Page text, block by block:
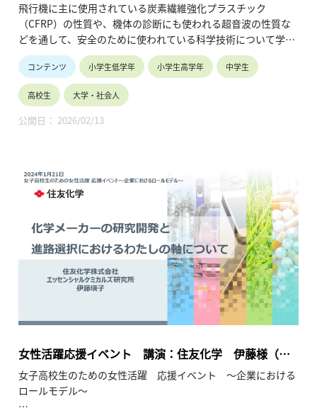
飛行機に主に使用されている炭素繊維強化プラスチック
（CFRP）の性質や、機体の診断にも使われる超音波の性質な
どを通して、安全のために使われている科学技術について学び
ます。
コンテンツ 小学生低学年 小学生高学年 中学生
高校生 大学・社会人
公開日： 2026/02/13
女性活躍応援イベント 講演：住友化学 伊藤様（総
合化学／研究開発）（2024年1月21日）
女子高校生のための女性活躍 応援イベント ～企業における
ロールモデル～